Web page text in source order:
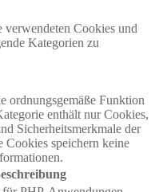
Cookies und
Kategorien zu
ordnungsgemäße Funktion
enthält nur Cookies,
Sicherheitsmerkmale der
Cookies speichern keine